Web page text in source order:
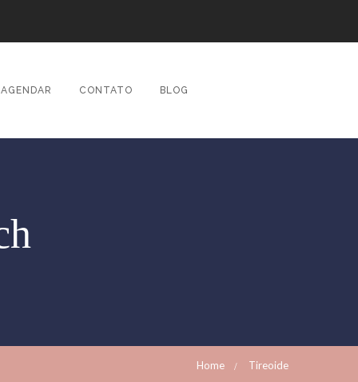
AGENDAR CONTATO BLOG
Home Tireoide